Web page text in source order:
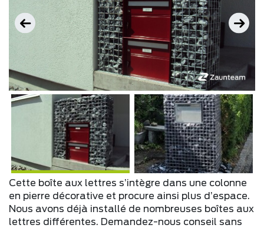
Cette boîte aux lettres s’intègre dans une colonne
en pierre décorative et procure ainsi plus d’espace.
Nous avons déjà installé de nombreuses boîtes aux
lettres différentes. Demandez-nous conseil sans